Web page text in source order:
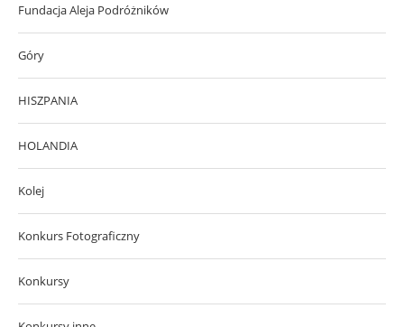
Fundacja Aleja Podróżników
Góry
HISZPANIA
HOLANDIA
Kolej
Konkurs Fotograficzny
Konkursy